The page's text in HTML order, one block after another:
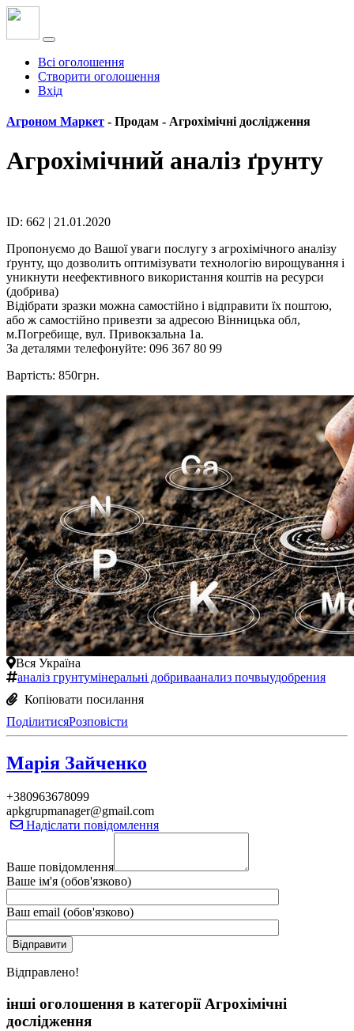
Всі оголошення
Створити оголошення
Вхід
Агроном Маркет - Продам - Агрохімічні дослідження
Агрохімічний аналіз ґрунту
ID: 662 | 21.01.2020
Пропонуємо до Вашої уваги послугу з агрохімічного аналізу
ґрунту, що дозволить оптимізувати технологію вирощування і
уникнути неефективного використання коштів на ресурси
(добрива)
Відібрати зразки можна самостійно і відправити їх поштою,
або ж самостійно привезти за адресою Вінницька обл,
м.Погребище, вул. Привокзальна 1а.
За деталями телефонуйте: 096 367 80 99
Вартість: 850грн.
Вся Україна
аналіз грунтумінеральні добриваанализ почвыудобрения
Копіювати посилання
ПоділитисяРозповісти
Марія Зайченко
+380963678099
apkgrupmanager@gmail.com
Надіслати повідомлення
Ваше повідомлення
Ваше ім'я (обов'язково)
Ваш email (обов'язково)
Вiдправлено!
інші оголошення в категорії Агрохімічні
дослідження